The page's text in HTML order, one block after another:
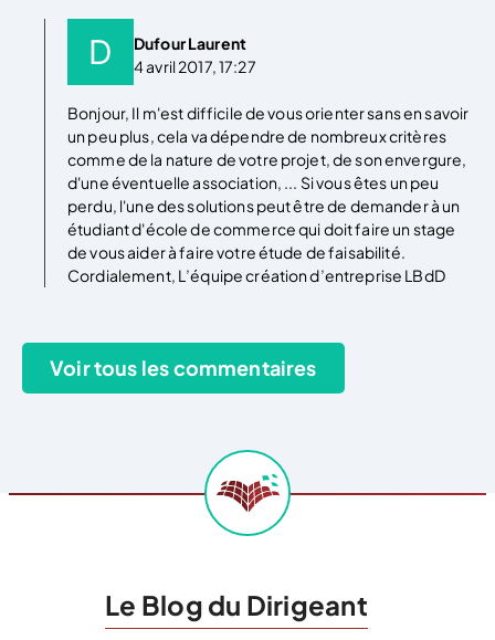
Dufour Laurent
4 avril 2017, 17:27
Bonjour, Il m'est difficile de vous orienter sans en savoir
un peu plus, cela va dépendre de nombreux critères
comme de la nature de votre projet, de son envergure,
d'une éventuelle association, ... Si vous êtes un peu
perdu, l'une des solutions peut être de demander à un
étudiant d'école de commerce qui doit faire un stage
de vous aider à faire votre étude de faisabilité.
Cordialement, L’équipe création d’entreprise LBdD
Le Blog du Dirigeant